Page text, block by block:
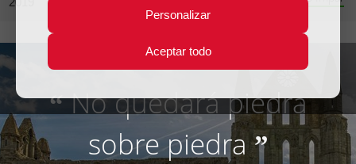
Personalizar
Aceptar todo
“No quedará piedra
sobre piedra ”